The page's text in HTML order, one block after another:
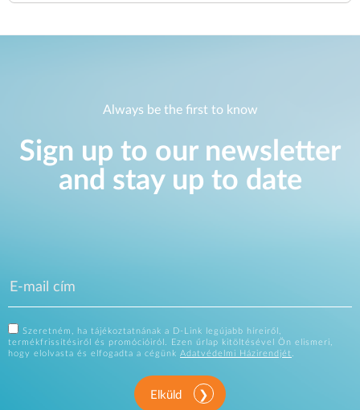
Always be the first to know
Sign up to our newsletter
and stay up to date
Szeretném, ha tájékoztatnának a D-Link legújabb híreiről,
termékfrissítésiről és promócióiról. Ezen űrlap kitöltésével Ön elismeri,
hogy elolvasta és elfogadta a cégünk Adatvédelmi Házirendjét.
Elküld